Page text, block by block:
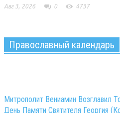
Авг 3, 2026 0 4737
Православный календарь
Митрополит Вениамин Возглавил
День Памяти Святителя Георгия